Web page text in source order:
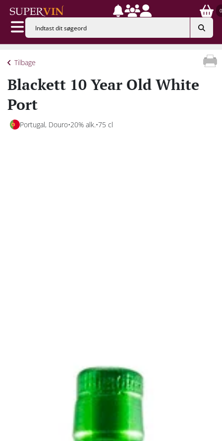
0
Tilbage
Blackett 10 Year Old White
Port
Portugal, Douro 20% alk. 75 cl